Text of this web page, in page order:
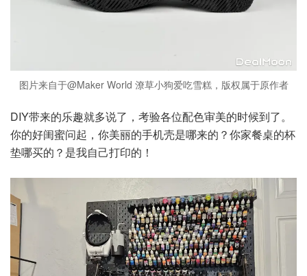
图片来自于@Maker World 潦草小狗爱吃雪糕，版权属于原作者
DIY带来的乐趣就多说了，考验各位配色审美的时候到了。
你的好闺蜜问起，你美丽的手机壳是哪来的？你家餐桌的杯
垫哪买的？是我自己打印的！